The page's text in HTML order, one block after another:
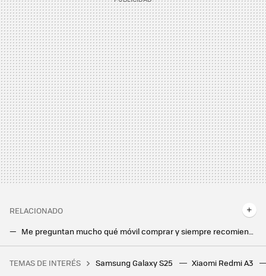
RELACIONADO
Me preguntan mucho qué móvil comprar y siempre recomiendo un Google Pixel. Sólo pido que miren una cosa antes de hacerlo
Da igual si es para ti o para hacer un regalo: un set de LEGO® es siempre un acierto y estos son los mejores que podemos comprar ahora
TEMAS DE INTERÉS Samsung Galaxy S25 Xiaomi Redmi A3